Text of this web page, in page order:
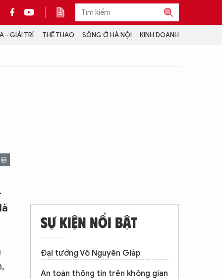
- GIẢI TRÍ THỂ THAO SỐNG Ở HÀ NỘI KINH DOANH
SỰ KIỆN NỔI BẬT
Đại tướng Võ Nguyên Giáp
An toàn thông tin trên không gian